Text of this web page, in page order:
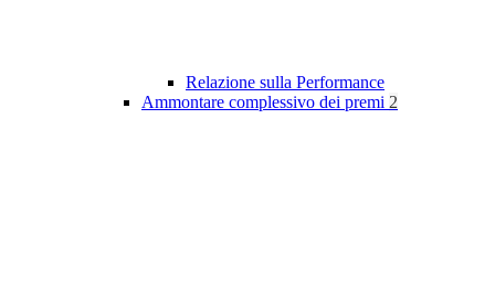
Relazione sulla Performance
Ammontare complessivo dei premi 2